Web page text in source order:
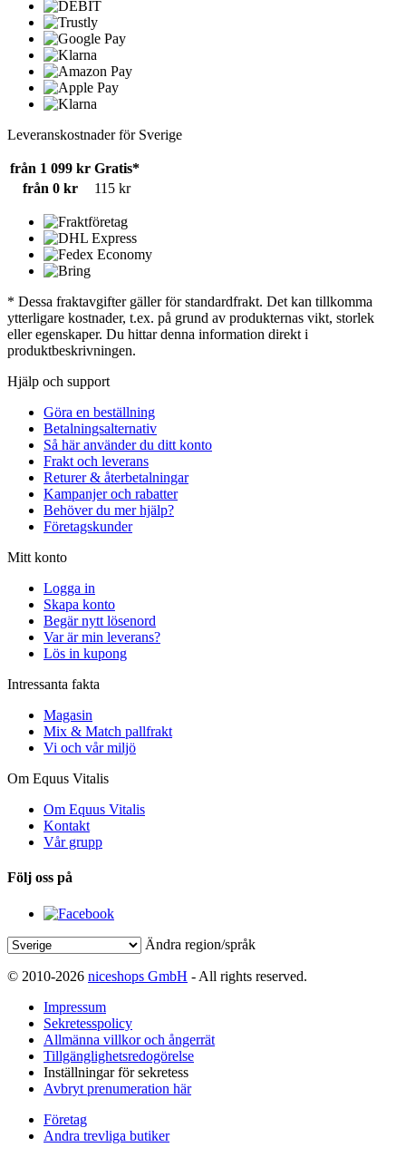
Leveranskostnader för Sverige
från 1 099 kr Gratis*
från 0 kr
115 kr
* Dessa fraktavgifter gäller för standardfrakt. Det kan tillkomma
ytterligare kostnader, t.ex. på grund av produkternas vikt, storlek
eller egenskaper. Du hittar denna information direkt i
produktbeskrivningen.
Hjälp och support
Göra en beställning
Betalningsalternativ
Så här använder du ditt konto
Frakt och leverans
Returer & återbetalningar
Kampanjer och rabatter
Behöver du mer hjälp?
Företagskunder
Mitt konto
Logga in
Skapa konto
Begär nytt lösenord
Var är min leverans?
Lös in kupong
Intressanta fakta
Magasin
Mix & Match pallfrakt
Vi och vår miljö
Om Equus Vitalis
Om Equus Vitalis
Kontakt
Vår grupp
Följ oss på
Ändra region/språk
© 2010-2026 niceshops GmbH - All rights reserved.
Impressum
Sekretesspolicy
Allmänna villkor och ångerrät
Tillgänglighetsredogörelse
Inställningar för sekretess
Avbryt prenumeration här
Företag
Andra trevliga butiker